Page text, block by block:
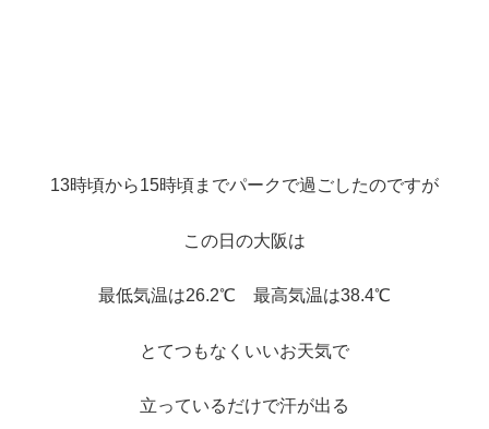
13時頃から15時頃までパークで過ごしたのですが
この日の大阪は
最低気温は26.2℃ 最高気温は38.4℃
とてつもなくいいお天気で
立っているだけで汗が出る